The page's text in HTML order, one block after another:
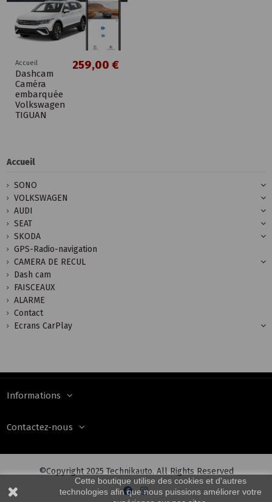
Accueil
Dashcam
Caméra
embarquée
Volkswagen
TIGUAN
259,00 €
Accueil
SONO
VOLKSWAGEN
AUDI
SEAT
SKODA
GPS-Radio-navigation
CAMERA DE RECUL
Dash cam
FAISCEAUX
ALARME
Contact
Ecrans CarPlay
Informations
Contactez-nous
Cette boutique utilise des cookies et d'autres
technologies afin que nous puissions améliorer votre
©Copyright 2025 Technikauto. All Rights Reserved